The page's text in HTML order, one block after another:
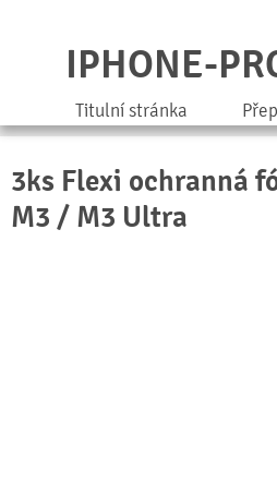
IPHONE-
Titulní stránka
3ks Flexi ochranná
M3 / M3 Ultra